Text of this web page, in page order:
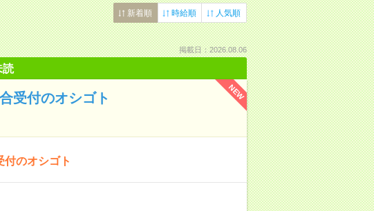
新着順 時給順 人気順
掲載日：2026.08.06
読
NEW
受付のオシゴト
付のオシゴト